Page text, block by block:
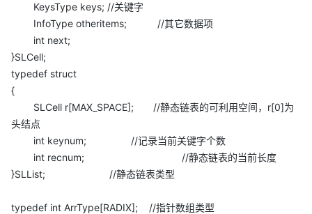
KeysType keys; //关键字
InfoType otheritems; //其它数据项
int next;
}SLCell;
typedef struct
{
SLCell r[MAX_SPACE]; //静态链表的可利用空间，r[0]为
头结点
int keynum; //记录当前关键字个数
int recnum; //静态链表的当前长度
}SLList; //静态链表类型
typedef int ArrType[RADIX]; //指针数组类型